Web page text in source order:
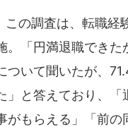
この調査は、転職経
。「円満退職できた
ついて聞いたが、
」と答えており、
がもらえる」「前の